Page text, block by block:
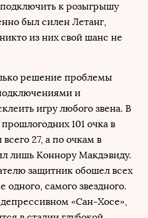
к розыгрышу
был силен Летанг,
из них свой шанс не
решение проблемы
и
игру любого звена. В
101 очка в
27, а по очкам в
лишь Коннору Макдэвиду.
защитник обошел всех
самого звездного.
«Сан-Хосе»,